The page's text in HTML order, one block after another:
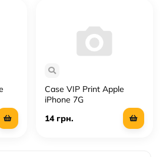
Case VIP Print Apple
iPhone 7G
14 грн.